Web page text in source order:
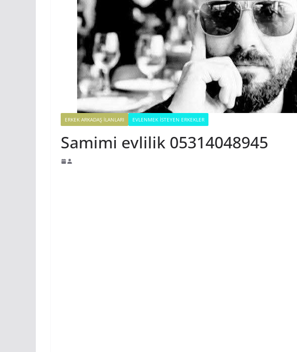
ERKEK ARKADAŞ ILANLARI EVLENMEK İSTEYEN ERKEKLER
Samimi evlilik 05314048945